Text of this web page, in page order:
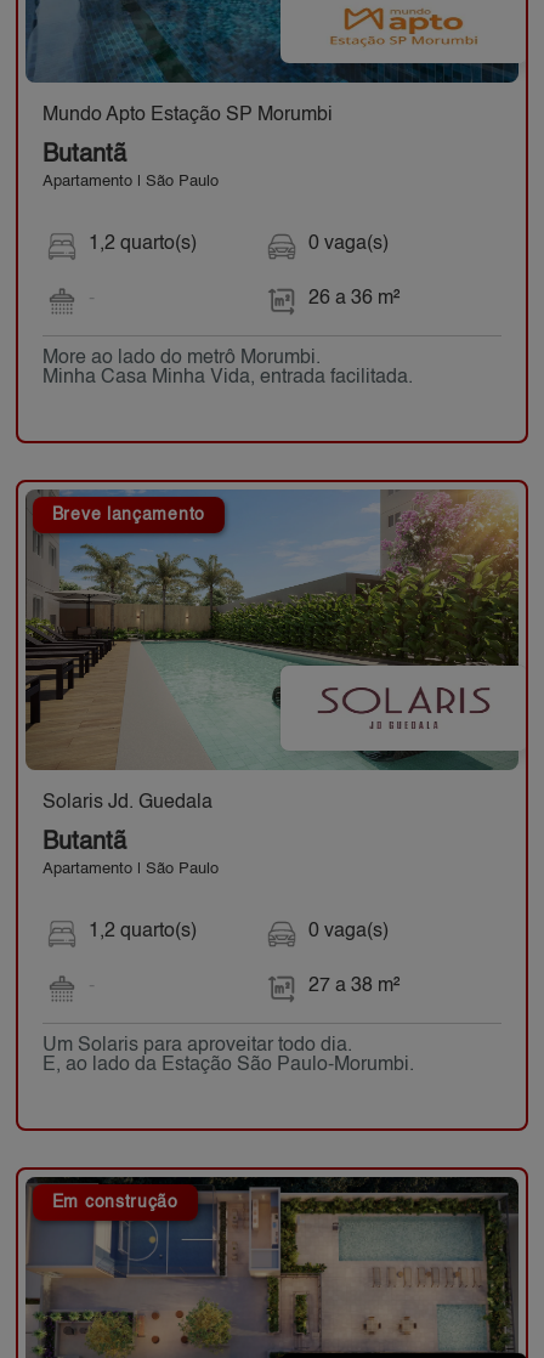
Mundo Apto Estação SP Morumbi
Butantã
Apartamento | São Paulo
1,2 quarto(s)
-
0 vaga(s)
26 a 36 m²
More ao lado do metrô Morumbi.
Minha Casa Minha Vida, entrada facilitada.
Breve lançamento
Solaris Jd. Guedala
Butantã
Apartamento | São Paulo
1,2 quarto(s)
-
0 vaga(s)
27 a 38 m²
Um Solaris para aproveitar todo dia.
E, ao lado da Estação São Paulo-Morumbi.
Em construção